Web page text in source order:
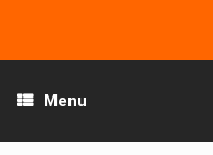
Menu